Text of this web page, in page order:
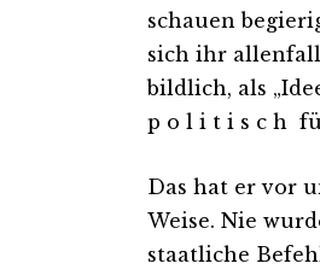
schauen
sich ihr
bildlich, als
p o l i t i s c h
Das hat er vor
Weise. Nie
staatliche